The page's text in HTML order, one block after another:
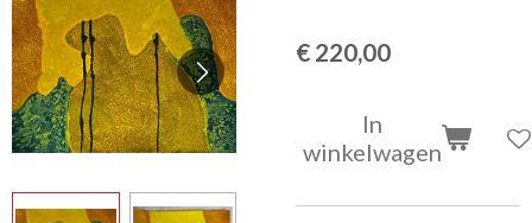
€ 220,00
In
winkelwagen